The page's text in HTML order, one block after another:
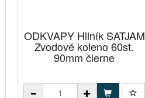
ODKVAPY Hliník SATJAM
Zvodové koleno 60st.
90mm čierne